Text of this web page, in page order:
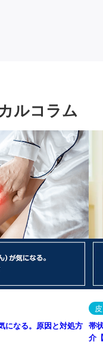
ルコラム
になる。原因と対処方 帯
介